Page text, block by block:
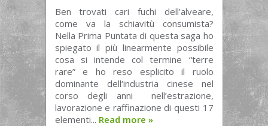
Ben trovati cari fuchi dell’alveare,
come va la schiavitù consumista?
Nella Prima Puntata di questa saga ho
spiegato il più linearmente possibile
cosa si intende col termine “terre
rare” e ho reso esplicito il ruolo
dominante dell‘industria cinese nel
corso degli anni nell’estrazione,
lavorazione e raffinazione di questi 17
elementi... Read more »